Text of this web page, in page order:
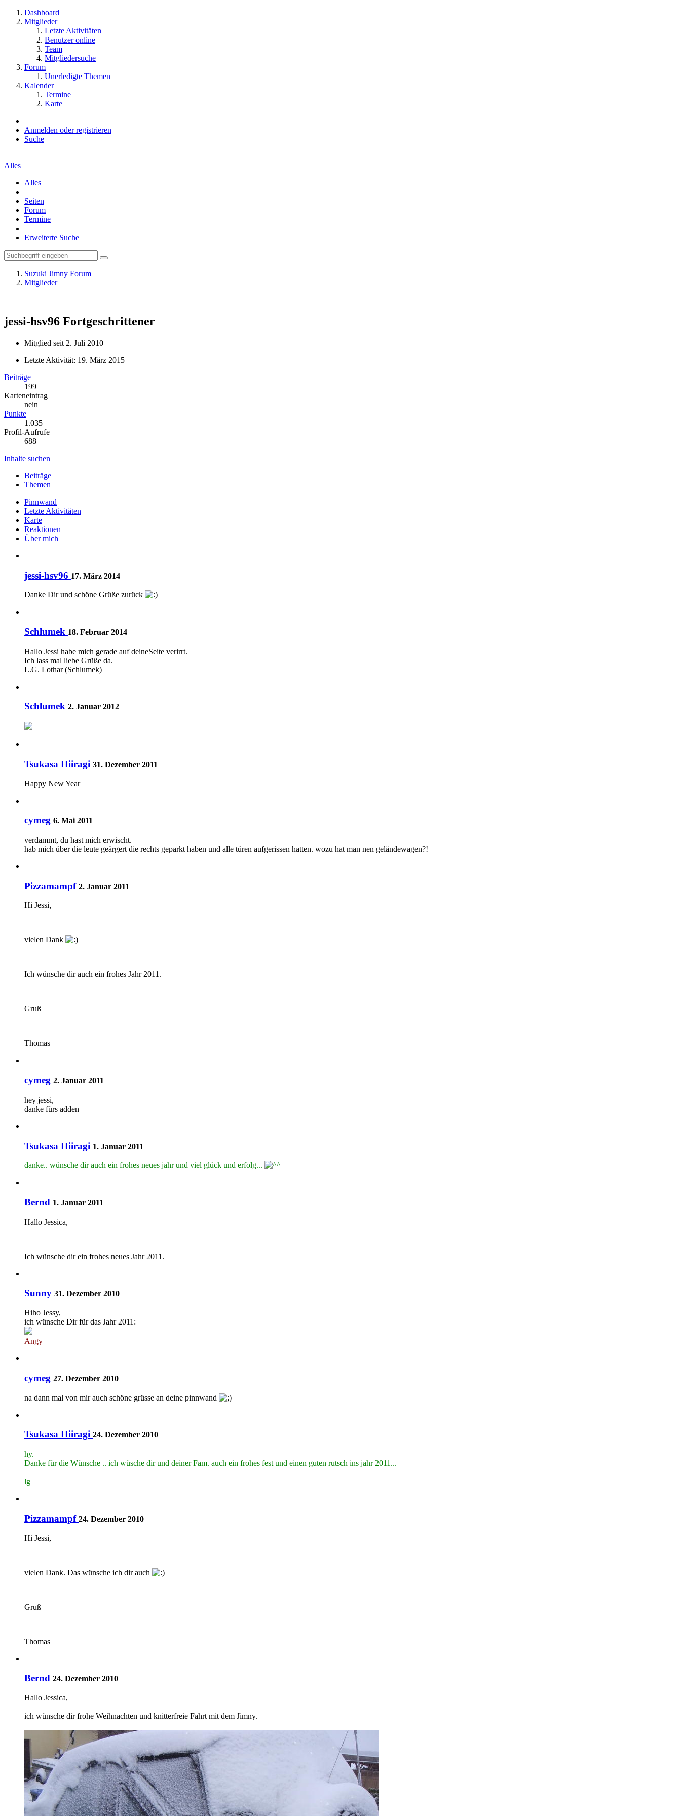
Dashboard
Mitglieder
Letzte Aktivitäten
Benutzer online
Team
Mitgliedersuche
Forum
Unerledigte Themen
Kalender
Termine
Karte
Anmelden oder registrieren
Suche
Alles
Alles
Seiten
Forum
Termine
Erweiterte Suche
Suzuki Jimny Forum
Mitglieder
jessi-hsv96 Fortgeschrittener
Mitglied seit 2. Juli 2010
Letzte Aktivität: 19. März 2015
Beiträge
199
Karteneintrag
nein
Punkte
1.035
Profil-Aufrufe
688
Inhalte suchen
Beiträge
Themen
Pinnwand
Letzte Aktivitäten
Karte
Reaktionen
Über mich
jessi-hsv96 17. März 2014
Danke Dir und schöne Grüße zurück
Schlumek 18. Februar 2014
Hallo Jessi habe mich gerade auf deineSeite verirrt.
Ich lass mal liebe Grüße da.
L.G. Lothar (Schlumek)
Schlumek 2. Januar 2012
Tsukasa Hiiragi 31. Dezember 2011
Happy New Year
cymeg 6. Mai 2011
verdammt, du hast mich erwischt.
hab mich über die leute geärgert die rechts geparkt haben und alle türen aufgerissen hatten. wozu hat man nen geländewagen?!
Pizzamampf 2. Januar 2011
Hi Jessi,
vielen Dank
Ich wünsche dir auch ein frohes Jahr 2011.
Gruß
Thomas
cymeg 2. Januar 2011
hey jessi,
danke fürs adden
Tsukasa Hiiragi 1. Januar 2011
danke.. wünsche dir auch ein frohes neues jahr und viel glück und erfolg...
Bernd 1. Januar 2011
Hallo Jessica,
Ich wünsche dir ein frohes neues Jahr 2011.
Sunny 31. Dezember 2010
Hiho Jessy,
ich wünsche Dir für das Jahr 2011:
Angy
cymeg 27. Dezember 2010
na dann mal von mir auch schöne grüsse an deine pinnwand
Tsukasa Hiiragi 24. Dezember 2010
hy.
Danke für die Wünsche .. ich wüsche dir und deiner Fam. auch ein frohes fest und einen guten rutsch ins jahr 2011...
lg
Pizzamampf 24. Dezember 2010
Hi Jessi,
vielen Dank. Das wünsche ich dir auch
Gruß
Thomas
Bernd 24. Dezember 2010
Hallo Jessica,
ich wünsche dir frohe Weihnachten und knitterfreie Fahrt mit dem Jimny.